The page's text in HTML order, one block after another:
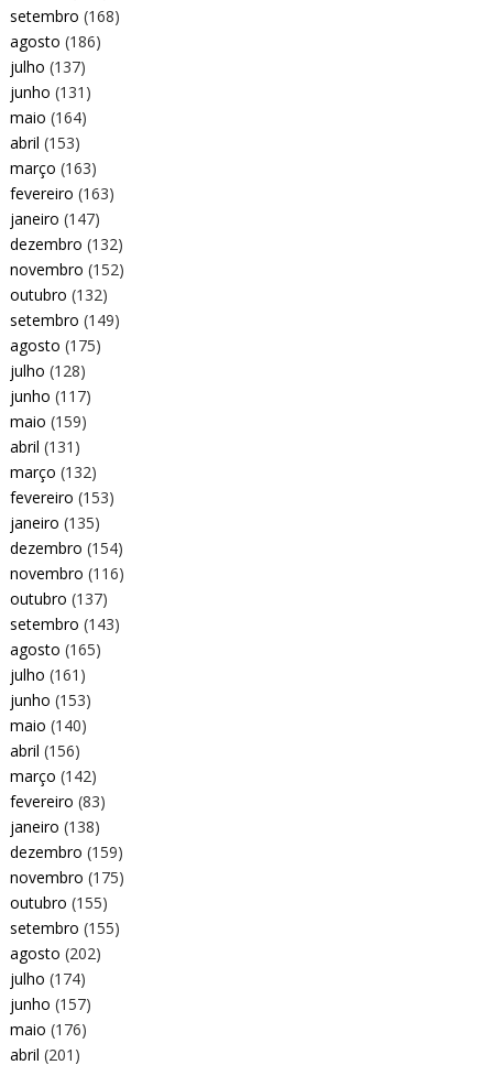
setembro (168)
agosto (186)
julho (137)
junho (131)
maio (164)
abril (153)
março (163)
fevereiro (163)
janeiro (147)
dezembro (132)
novembro (152)
outubro (132)
setembro (149)
agosto (175)
julho (128)
junho (117)
maio (159)
abril (131)
março (132)
fevereiro (153)
janeiro (135)
dezembro (154)
novembro (116)
outubro (137)
setembro (143)
agosto (165)
julho (161)
junho (153)
maio (140)
abril (156)
março (142)
fevereiro (83)
janeiro (138)
dezembro (159)
novembro (175)
outubro (155)
setembro (155)
agosto (202)
julho (174)
junho (157)
maio (176)
abril (201)